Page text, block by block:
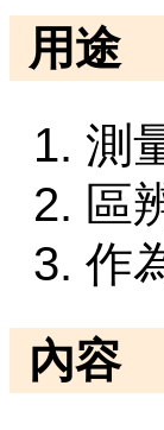
用途
測
區
作
內容